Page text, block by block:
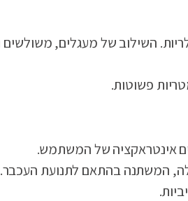
השילוב של מעגלים, משולשים
אינטראקציה של המשתמש.